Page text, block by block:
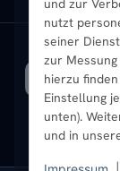
und zur
nutzt
seiner
zur
hierzu
Einstellung
unten).
und in